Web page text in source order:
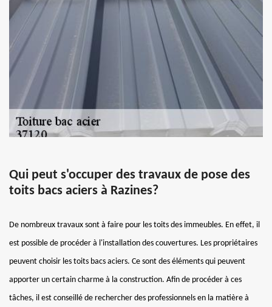
Qui peut s'occuper des travaux de pose des
toits bacs aciers à Razines?
De nombreux travaux sont à faire pour les toits des immeubles. En effet, il
est possible de procéder à l'installation des couvertures. Les propriétaires
peuvent choisir les toits bacs aciers. Ce sont des éléments qui peuvent
apporter un certain charme à la construction. Afin de procéder à ces
tâches, il est conseillé de rechercher des professionnels en la matière à